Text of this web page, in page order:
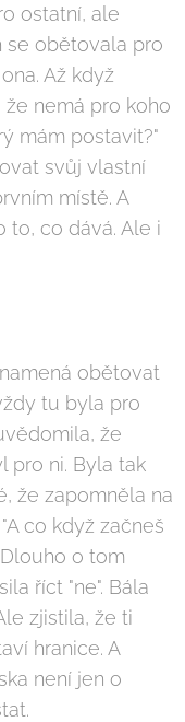
ostatní, ale
se obětovala pro
Až když
nemá pro koho
mám postavit?"
svůj vlastní
místě. A
to, co dává. Ale i
obětovat
tu byla pro
že
pro ni. Byla tak
že zapomněla na
co když začneš
o tom
říct "ne". Bála
zjistila, že ti
hranice. A
není jen o